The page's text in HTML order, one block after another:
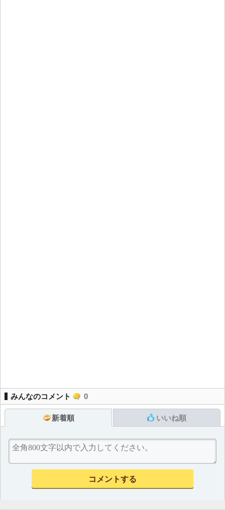
みんなのコメント 0
新着順 いいね順